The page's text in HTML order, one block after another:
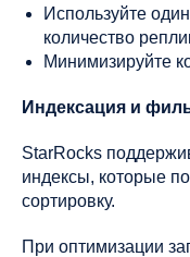
Используйте
количество
Минимизируйте
Индексация и
StarRocks
индексы, которые
сортировку.
При оптимизации